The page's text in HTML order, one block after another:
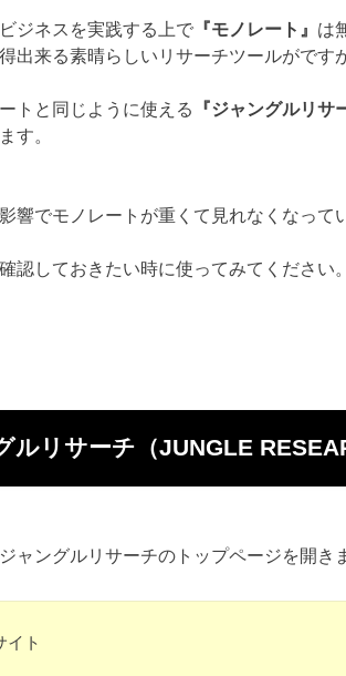
ジネスを実践する上で 『モノレート』 は
出来る素晴らしいリサーチツールがです
トと同じように使える 『ジャングルリサ
す。
響でモノレートが重くて見れなくなって
認しておきたい時に使ってみてください。
ルリサーチ（JUNGLE
ャングルリサーチのトップページを開き
イト